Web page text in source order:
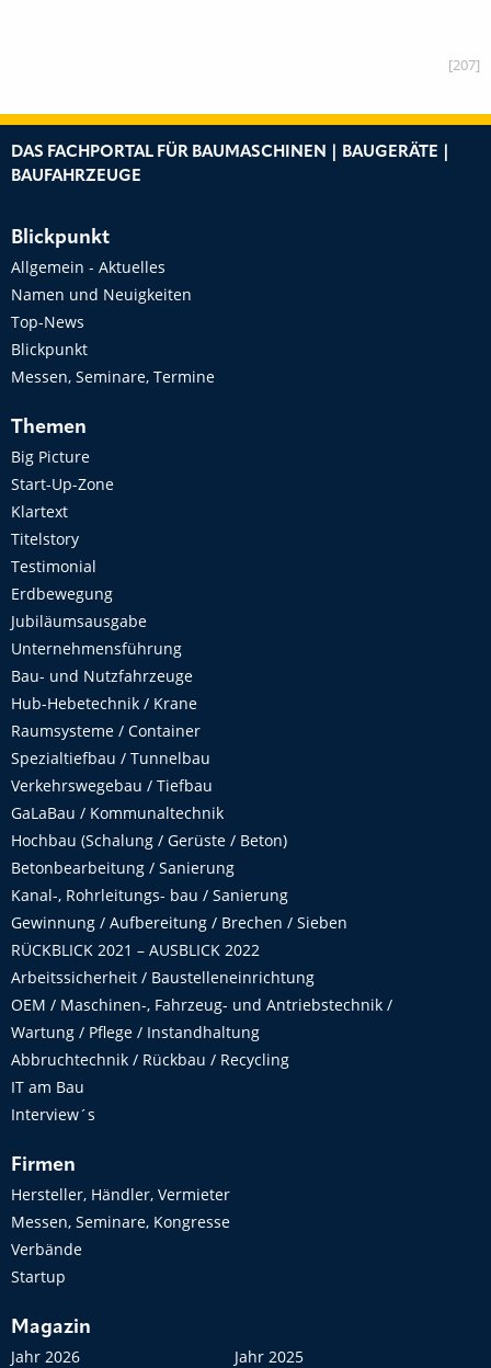
[207]
DAS FACHPORTAL FÜR BAUMASCHINEN | BAUGERÄTE |
BAUFAHRZEUGE
Blickpunkt
Allgemein - Aktuelles
Namen und Neuigkeiten
Top-News
Blickpunkt
Messen, Seminare, Termine
Themen
Big Picture
Start-Up-Zone
Klartext
Titelstory
Testimonial
Erdbewegung
Jubiläumsausgabe
Unternehmensführung
Bau- und Nutzfahrzeuge
Hub-Hebetechnik / Krane
Raumsysteme / Container
Spezialtiefbau / Tunnelbau
Verkehrswegebau / Tiefbau
GaLaBau / Kommunaltechnik
Hochbau (Schalung / Gerüste / Beton)
Betonbearbeitung / Sanierung
Kanal-, Rohrleitungs- bau / Sanierung
Gewinnung / Aufbereitung / Brechen / Sieben
RÜCKBLICK 2021 – AUSBLICK 2022
Arbeitssicherheit / Baustelleneinrichtung
OEM / Maschinen-, Fahrzeug- und Antriebstechnik /
Wartung / Pflege / Instandhaltung
Abbruchtechnik / Rückbau / Recycling
IT am Bau
Interview´s
Firmen
Hersteller, Händler, Vermieter
Messen, Seminare, Kongresse
Verbände
Startup
Magazin
Jahr 2026
Jahr 2025